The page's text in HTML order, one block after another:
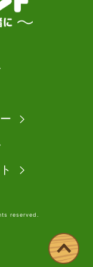
reserved.